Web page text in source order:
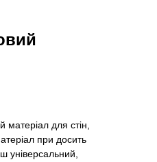
матеріал для стін,
при досить
універсальний,